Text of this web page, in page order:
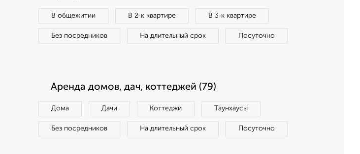
В общежитии В 2‑к квартире В 3‑к квартире
Без посредников На длительный срок Посуточно
Аренда домов, дач, коттеджей (79)
Дома Дачи Коттеджи Таунхаусы
Без посредников На длительный срок Посуточно